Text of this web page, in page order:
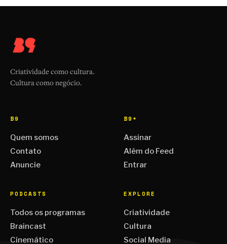
Criatividade como cultura.
Cultura como negócio.
B9
Quem somos
Contato
Anuncie
B9+
Assinar
Além do Feed
Entrar
PODCASTS
Todos os programas
Braincast
Cinemático
EXPLORE
Criatividade
Cultura
Social Media